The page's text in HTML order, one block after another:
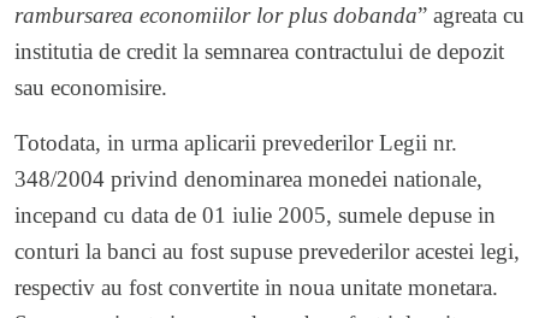
rambursarea economiilor lor plus dobanda” agreata cu
institutia de credit la semnarea contractului de depozit
sau economisire.
Totodata, in urma aplicarii prevederilor Legii nr.
348/2004 privind denominarea monedei nationale,
incepand cu data de 01 iulie 2005, sumele depuse in
conturi la banci au fost supuse prevederilor acestei legi,
respectiv au fost convertite in noua unitate monetara.